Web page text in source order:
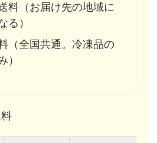
料（お届け先の地域に
る）
（全国共通。冷凍品の
）